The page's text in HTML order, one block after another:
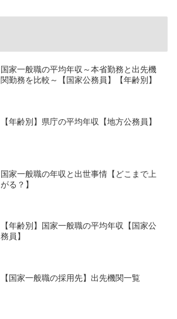
国家一般職の平均年収～本省勤務と出先機
関勤務を比較～【国家公務員】【年齢別】
【年齢別】県庁の平均年収【地方公務員】
国家一般職の年収と出世事情【どこまで上
がる？】
【年齢別】国家一般職の平均年収【国家公
務員】
【国家一般職の採用先】出先機関一覧